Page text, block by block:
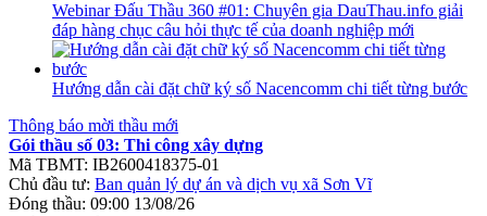
Webinar Đấu Thầu 360 #01: Chuyên gia DauThau.info giải
đáp hàng chục câu hỏi thực tế của doanh nghiệp mới
Hướng dẫn cài đặt chữ ký số Nacencomm chi tiết từng bước
Thông báo mời thầu mới
Gói thầu số 03: Thi công xây dựng
Mã TBMT: IB2600418375-01
Chủ đầu tư: Ban quản lý dự án và dịch vụ xã Sơn Vĩ
Đóng thầu: 09:00 13/08/26